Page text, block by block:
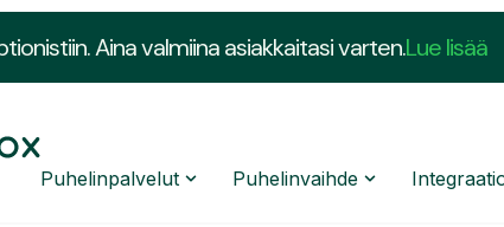
Aina valmiina asiakkaitasi varten.Lue lisää
Puhelinpalvelut Puhelinvaihde